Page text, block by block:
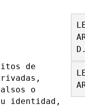
de
o
identidad,